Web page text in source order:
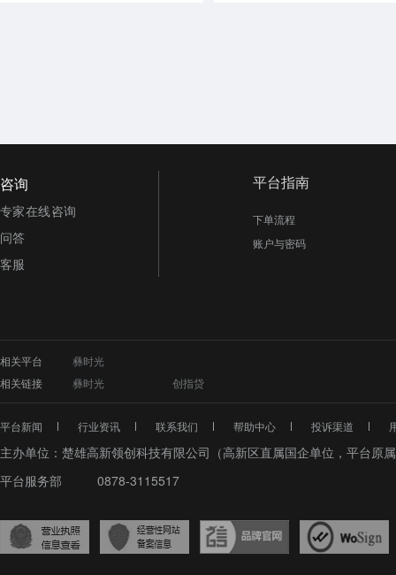
咨询
专家在线咨询
问答
客服
平台指南
下单流程
账户与密码
相关平台
彝时光
相关链接
彝时光 创指贷
平台新闻 行业资讯 联系我们 帮助中心 投诉渠道
主办单位：楚雄高新领创科技有限公司（高新区直属国企单位，平台原
平台服务部
0878-3115517